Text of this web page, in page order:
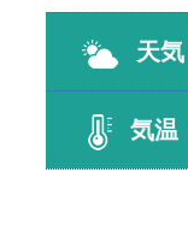
天気
気温